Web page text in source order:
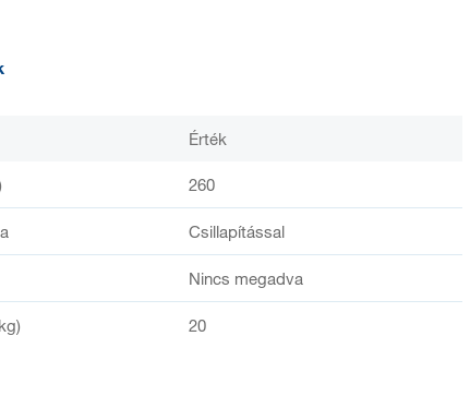
Érték
260
Csillapítással
Nincs megadva
20